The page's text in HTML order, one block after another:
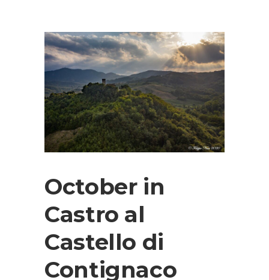
October in
Castro al
Castello di
Contignaco